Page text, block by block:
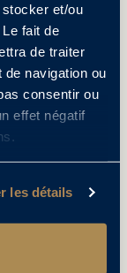
et/ou
fait de
de traiter
navigation ou
consentir ou
effet négatif
les détails